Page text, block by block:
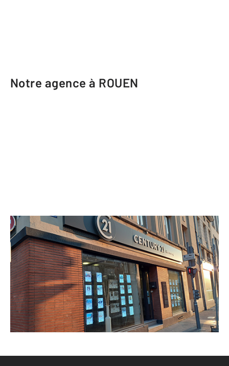
Notre agence à ROUEN
CENTURY 21 Harmony
18 rue de Crosne
ROUEN - 76000
Envoyer un message
Téléphoner à l'agence